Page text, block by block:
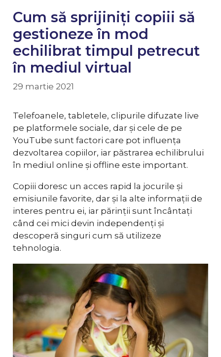
Cum să sprijiniți copiii să
gestioneze în mod
echilibrat timpul petrecut
în mediul virtual
29 martie 2021
Telefoanele, tabletele, clipurile difuzate live
pe platformele sociale, dar și cele de pe
YouTube sunt factori care pot influența
dezvoltarea copiilor, iar păstrarea echilibrului
în mediul online și offline este important.
Copiii doresc un acces rapid la jocurile și
emisiunile favorite, dar și la alte informații de
interes pentru ei, iar părinții sunt încântați
când cei mici devin independenți și
descoperă singuri cum să utilizeze
tehnologia.